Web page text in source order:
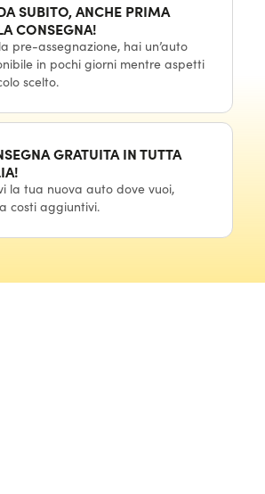
SUBITO, ANCHE PRIMA
CONSEGNA!
pre-assegnazione, hai un’auto
in pochi giorni mentre aspetti
scelto.
GRATUITA IN TUTTA
la tua nuova auto dove vuoi,
costi aggiuntivi.